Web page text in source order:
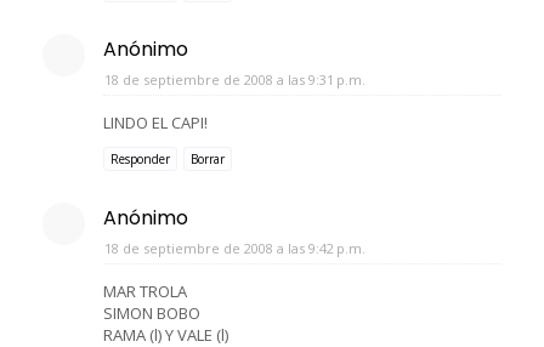
Anónimo
18 de septiembre de 2008 a las 9:31 p.m.
LINDO EL CAPI!
Responder Borrar
Anónimo
18 de septiembre de 2008 a las 9:42 p.m.
MAR TROLA
SIMON BOBO
RAMA (l) Y VALE (l)